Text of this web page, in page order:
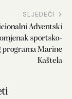
SLJEDEĆI
Adventski
sportsko-
programa Marine
Kaštela